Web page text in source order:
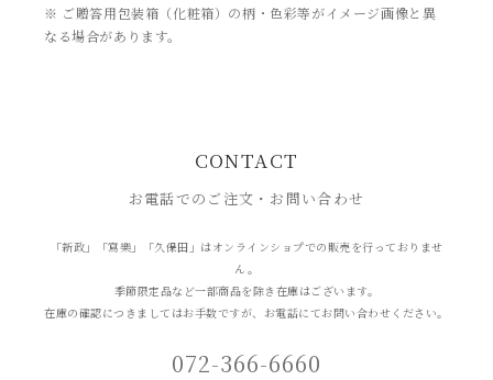
※ ご贈答用包装箱（化粧箱）の柄・色彩等がイメージ画像と異
なる場合があります。
CONTACT
お電話でのご注文・お問い合わせ
「新政」「寫樂」「久保田」はオンラインショプでの販売を行っておりませ
ん。
季節限定品など一部商品を除き在庫はございます。
在庫の確認につきましてはお手数ですが、お電話にてお問い合わせください。
072-366-6660